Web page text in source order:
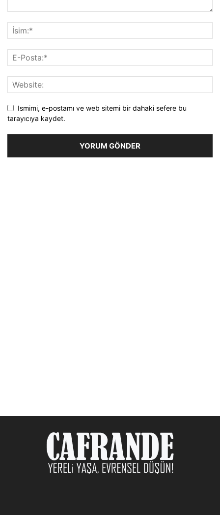
Ismimi, e-postamı ve web sitemi bir dahaki sefere bu
tarayıcıya kaydet.